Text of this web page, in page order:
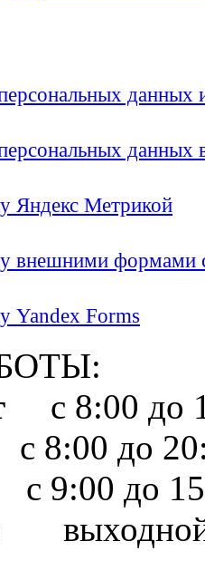
персональных
Яндекс Метрикой
внешними формами
Yandex Forms
с 8:00 до
до
до